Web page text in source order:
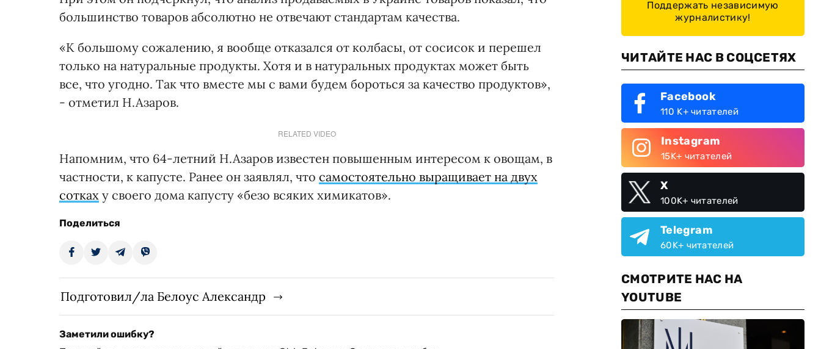
большинство товаров абсолютно не отвечают стандартам качества.
«К большому сожалению, я вообще отказался от колбасы, от сосисок и перешел
только на натуральные продукты. Хотя и в натуральных продуктах может быть
все, что угодно. Так что вместе мы с вами будем бороться за качество продуктов»,
- отметил Н.Азаров.
RELATED VIDEO
Напомним, что 64-летний Н.Азаров известен повышенным интересом к овощам, в
частности, к капусте. Ранее он заявлял, что самостоятельно выращивает на двух
сотках у своего дома капусту «безо всяких химикатов».
Поделиться
Подготовил/ла Белоус Александр
Заметили ошибку?
Поддержать независимую
журналистику!
ЧИТАЙТЕ НАС В СОЦСЕТЯХ
Facebook
110 K+ читателей
Instagram
15K+ читателей
X
100K+ читателей
Telegram
60K+ читателей
СМОТРИТЕ НАС НА
YOUTUBE